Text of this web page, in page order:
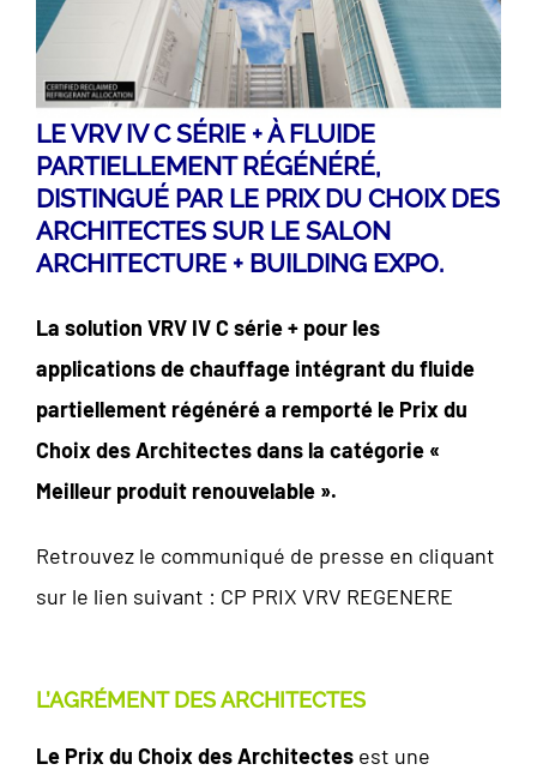
LE VRV IV C SÉRIE + À FLUIDE
PARTIELLEMENT RÉGÉNÉRÉ,
DISTINGUÉ PAR LE PRIX DU CHOIX DES
ARCHITECTES SUR LE SALON
ARCHITECTURE + BUILDING EXPO.
La solution VRV IV C série + pour les
applications de chauffage intégrant du fluide
partiellement régénéré a remporté le Prix du
Choix des Architectes dans la catégorie «
Meilleur produit renouvelable ».
Retrouvez le communiqué de presse en cliquant
sur le lien suivant : CP PRIX VRV REGENERE
L’AGRÉMENT DES ARCHITECTES
Le Prix du Choix des Architectes est une